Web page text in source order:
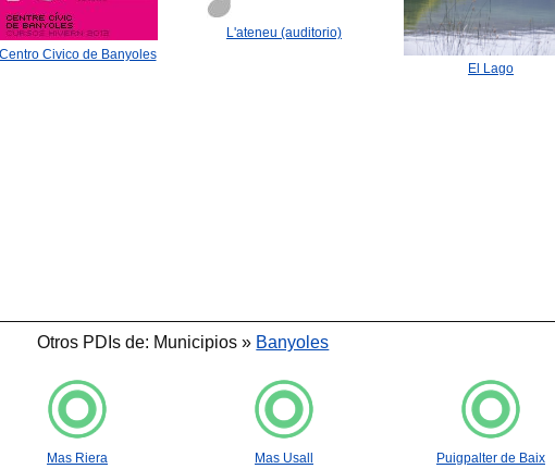
Centro Civico de Banyoles
L'ateneu (auditorio)
El Lago
Otros PDIs de: Municipios » Banyoles
Mas Riera Mas Usall Puigpalter de Baix